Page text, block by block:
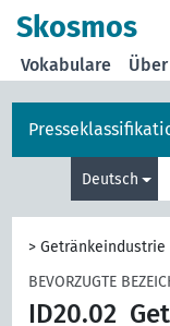
Skosmos
Vokabulare Über
Deutsch
>Getränkeindustrie
BEVORZUGTE
ID20.02